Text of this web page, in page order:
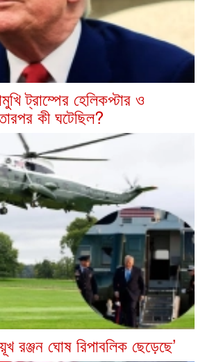
ট্রাম্পের হেলিকপ্টার ও
কী ঘটেছিল?
রঞ্জন ঘোষ রিপাবলিক ছেড়েছে’